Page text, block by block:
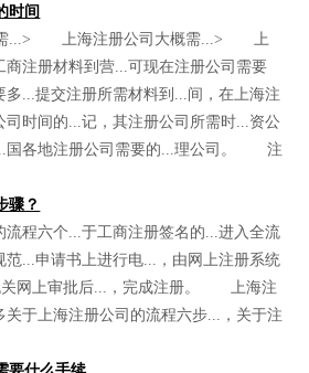
时间
...> 上海注册公司大概需...> 上
商注册材料到营...可现在注册公司需要
多...提交注册所需材料到...间，在上海注
时间的...记，其注册公司所需时...资公
国各地注册公司需要的...理公司。 注
骤？
流程六个...于工商注册签名的...进入全流
范...申请书上进行电...，由网上注册系统
关网上审批后...，完成注册。 上海注
关于上海注册公司的流程六步...，关于注